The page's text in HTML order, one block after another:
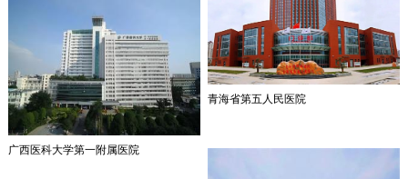
广西医科大学第一附属医院
青海省第五人民医院